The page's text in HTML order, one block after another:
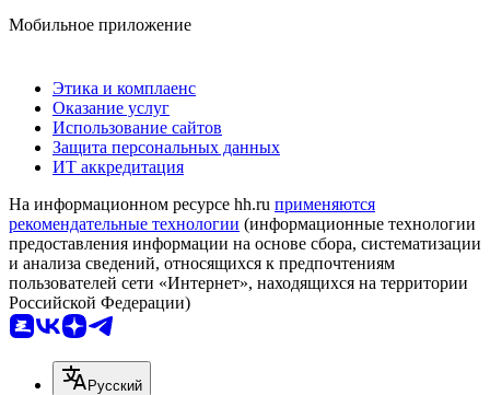
Мобильное приложение
Этика и комплаенс
Оказание услуг
Использование сайтов
Защита персональных данных
ИТ аккредитация
На информационном ресурсе hh.ru применяются
рекомендательные технологии (информационные технологии
предоставления информации на основе сбора, систематизации
и анализа сведений, относящихся к предпочтениям
пользователей сети «Интернет», находящихся на территории
Российской Федерации)
Русский